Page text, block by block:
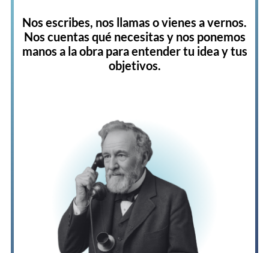
Nos escribes, nos llamas o vienes a vernos.
Nos cuentas qué necesitas y nos ponemos
manos a la obra para entender tu idea y tus
objetivos.